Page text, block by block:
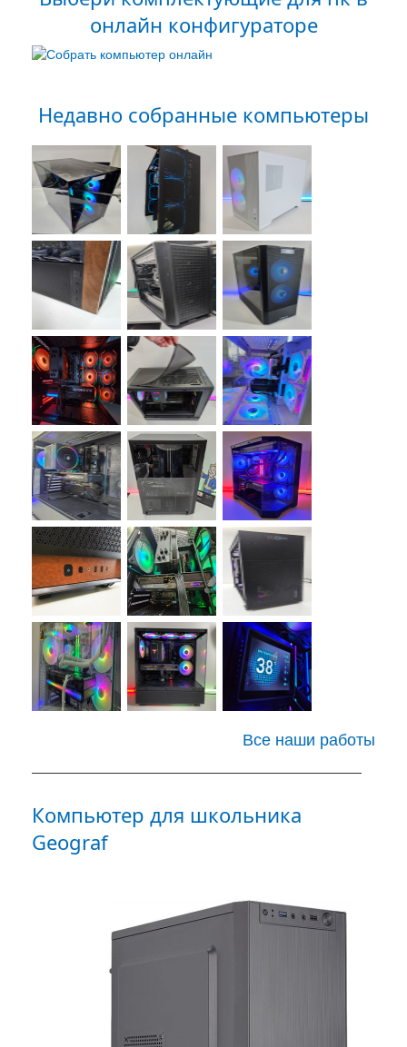
онлайн конфигураторе
Недавно собранные компьютеры
Все наши работы
Компьютер для школьника
Geograf